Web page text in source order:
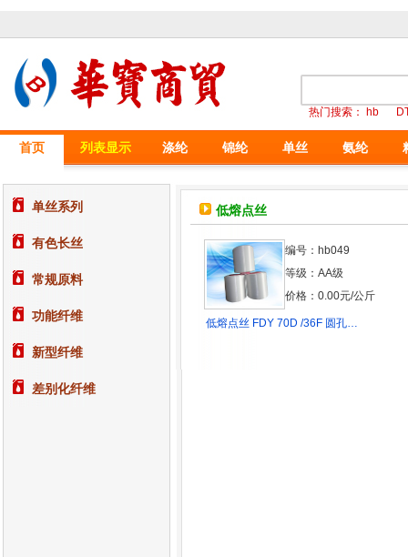
热门搜索： hb
首页 列表显示 涤纶 锦纶 单丝 氨纶
单丝系列
有色长丝
常规原料
功能纤维
新型纤维
差别化纤维
低熔点丝
编号：hb049
等级：AA级
价格：0.00元/公斤
低熔点丝 FDY 70D /36F 圆孔…